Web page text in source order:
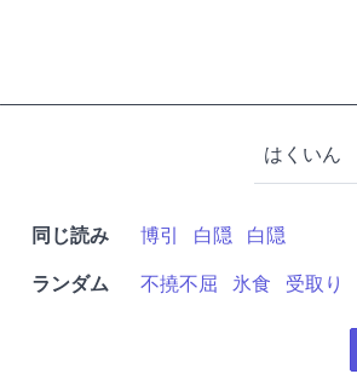
はくいん
同じ読み 博引 白隠
白隠
ランダム
不撓不屈 氷食 受取り